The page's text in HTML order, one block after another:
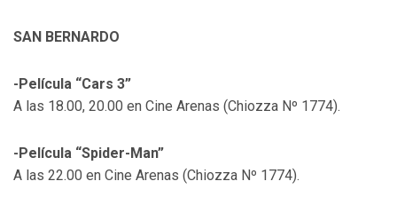
SAN BERNARDO
-Película “Cars 3”
A las 18.00, 20.00 en Cine Arenas (Chiozza Nº 1774).
-Película “Spider-Man”
A las 22.00 en Cine Arenas (Chiozza Nº 1774).